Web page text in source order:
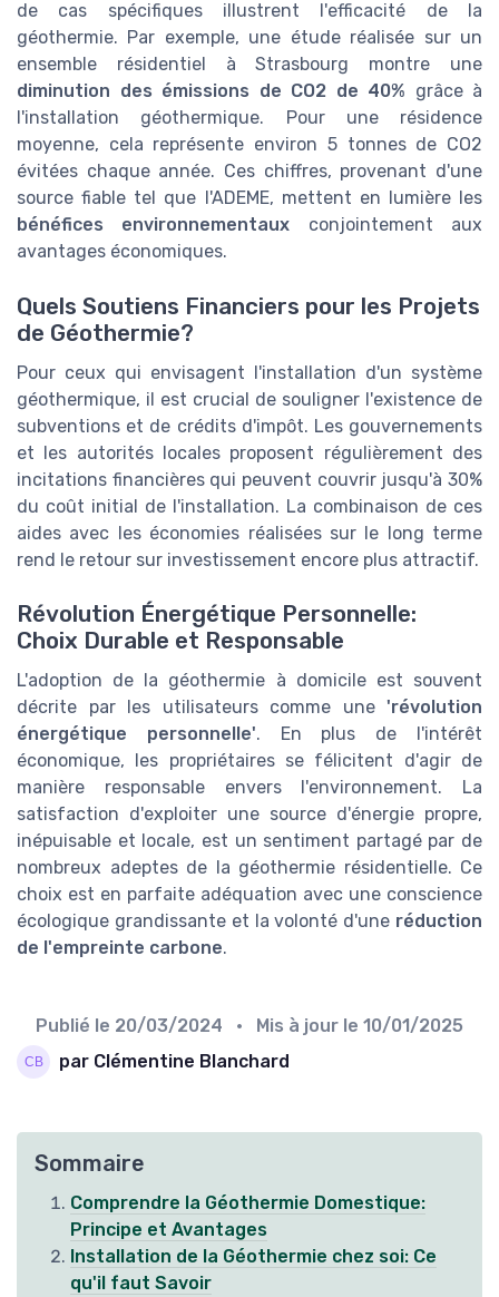
de cas spécifiques illustrent l'efficacité de la
géothermie. Par exemple, une étude réalisée sur un
ensemble résidentiel à Strasbourg montre une
diminution des émissions de CO2 de 40% grâce à
l'installation géothermique. Pour une résidence
moyenne, cela représente environ 5 tonnes de CO2
évitées chaque année. Ces chiffres, provenant d'une
source fiable tel que l'ADEME, mettent en lumière les
bénéfices environnementaux conjointement aux
avantages économiques.
Quels Soutiens Financiers pour les Projets
de Géothermie?
Pour ceux qui envisagent l'installation d'un système
géothermique, il est crucial de souligner l'existence de
subventions et de crédits d'impôt. Les gouvernements
et les autorités locales proposent régulièrement des
incitations financières qui peuvent couvrir jusqu'à 30%
du coût initial de l'installation. La combinaison de ces
aides avec les économies réalisées sur le long terme
rend le retour sur investissement encore plus attractif.
Révolution Énergétique Personnelle:
Choix Durable et Responsable
L'adoption de la géothermie à domicile est souvent
décrite par les utilisateurs comme une 'révolution
énergétique personnelle'. En plus de l'intérêt
économique, les propriétaires se félicitent d'agir de
manière responsable envers l'environnement. La
satisfaction d'exploiter une source d'énergie propre,
inépuisable et locale, est un sentiment partagé par de
nombreux adeptes de la géothermie résidentielle. Ce
choix est en parfaite adéquation avec une conscience
écologique grandissante et la volonté d'une réduction
de l'empreinte carbone.
Publié le 20/03/2024 • Mis à jour le 10/01/2025
par Clémentine Blanchard
Sommaire
Comprendre la Géothermie Domestique:
Principe et Avantages
Installation de la Géothermie chez soi: Ce
qu'il faut Savoir